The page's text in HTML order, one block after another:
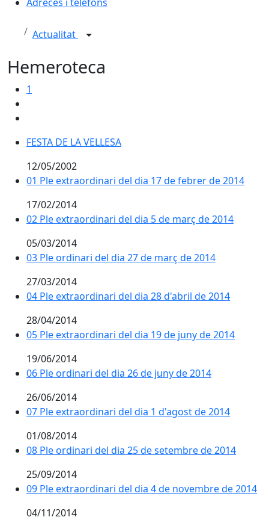
Actualitat
Hemeroteca
1
FESTA DE LA VELLESA
12/05/2002
01 Ple extraordinari del dia 17 de febrer de 2014
17/02/2014
02 Ple extraordinari del dia 5 de març de 2014
05/03/2014
03 Ple ordinari del dia 27 de març de 2014
27/03/2014
04 Ple extraordinari del dia 28 d'abril de 2014
28/04/2014
05 Ple extraordinari del dia 19 de juny de 2014
19/06/2014
06 Ple ordinari del dia 26 de juny de 2014
26/06/2014
07 Ple extraordinari del dia 1 d'agost de 2014
01/08/2014
08 Ple ordinari del dia 25 de setembre de 2014
25/09/2014
09 Ple extraordinari del dia 4 de novembre de 2014
04/11/2014